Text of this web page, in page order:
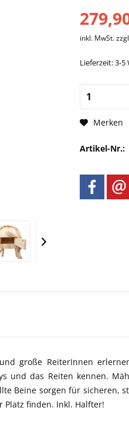
inkl. MwSt.
Lieferzeit: 3-
Merken
Artikel-Nr.:
große ReiterInnen
und das Reiten kennen.
Beine sorgen für
Platz finden. Inkl. Halfter!